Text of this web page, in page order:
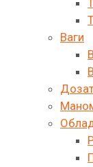
Ваги